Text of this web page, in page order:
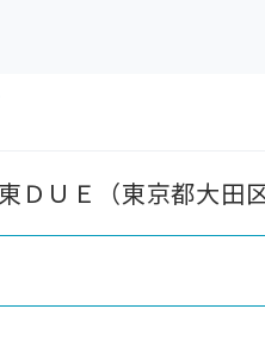
ＤＵＥ（東京都大田